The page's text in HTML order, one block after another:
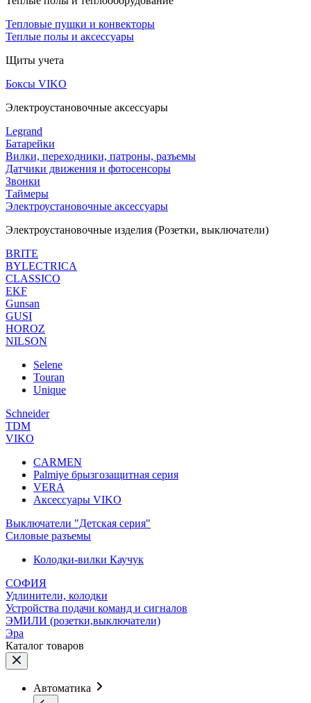
Тепловые пушки и конвекторы
Теплые полы и аксессуары
Щиты учета
Боксы VIKO
Электроустановочные аксессуары
Legrand
Батарейки
Вилки, переходники, патроны, разъемы
Датчики движения и фотосенсоры
Звонки
Таймеры
Электроустановочные аксессуары
Электроустановочные изделия (Розетки, выключатели)
BRITE
BYLECTRICA
CLASSICO
EKF
Gunsan
GUSI
HOROZ
NILSON
Selene
Touran
Unique
Schneider
TDM
VIKO
CARMEN
Palmiye брызгозащитная серия
VERA
Аксессуары VIKO
Выключатели "Детская серия"
Силовые разъемы
Колодки-вилки Каучук
СОФИЯ
Удлинители, колодки
Устройства подачи команд и сигналов
ЭМИЛИ (розетки,выключатели)
Эра
Каталог товаров
Автоматика